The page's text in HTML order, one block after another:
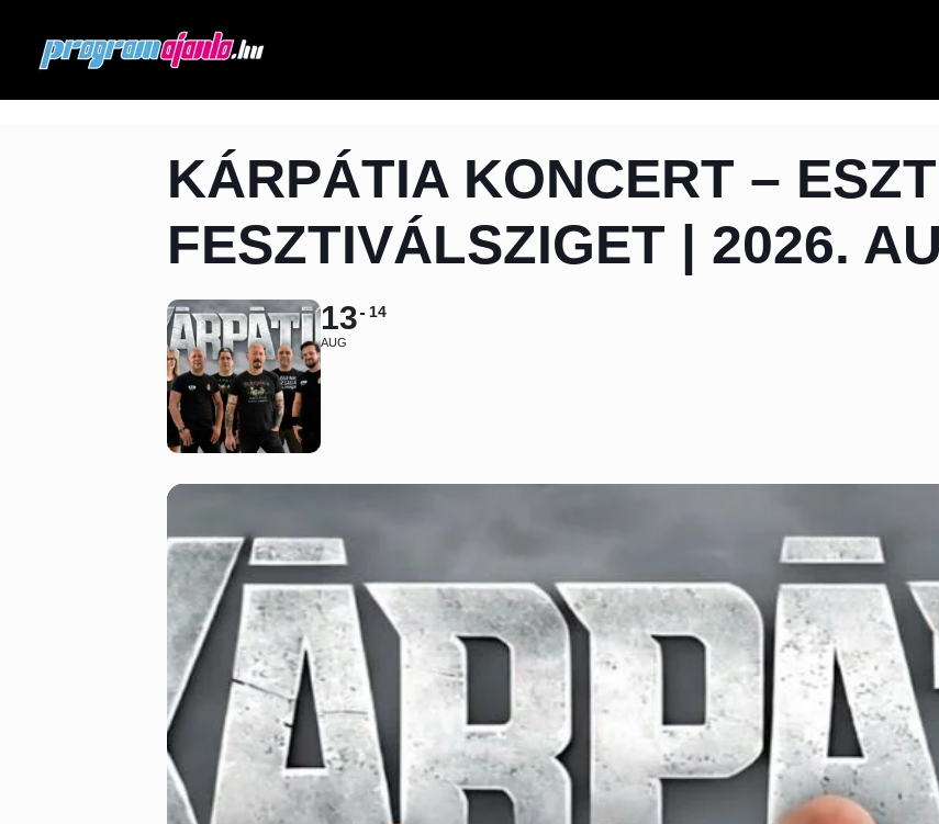
KÁRPÁTIA KONCERT –
FESZTIVÁLSZIGET | 2026.
13
AUG
14